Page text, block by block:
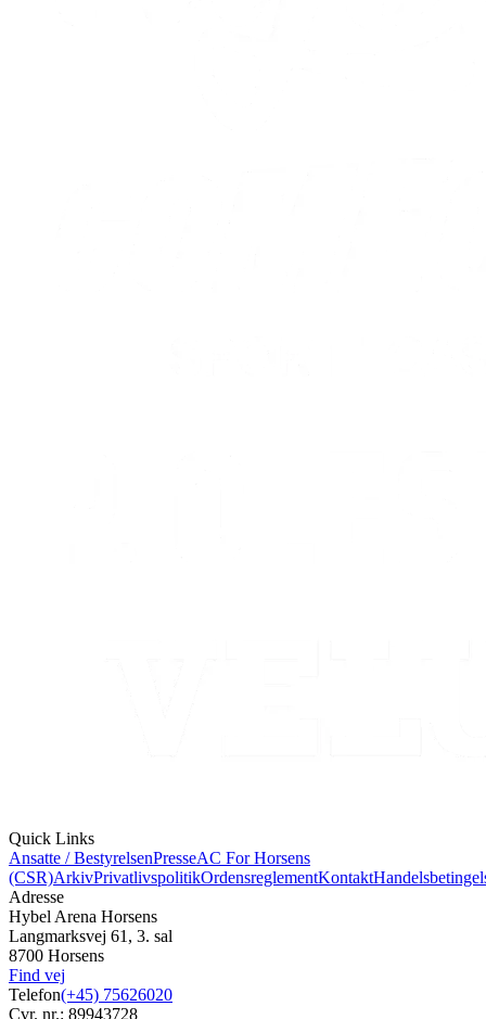
Quick Links
Ansatte / BestyrelsenPresseAC For Horsens
(CSR)ArkivPrivatlivspolitikOrdensreglementKontakt
Adresse
Hybel Arena Horsens
Langmarksvej 61, 3. sal
8700 Horsens
Find vej
Telefon(+45) 75626020
Cvr. nr.: 89943728